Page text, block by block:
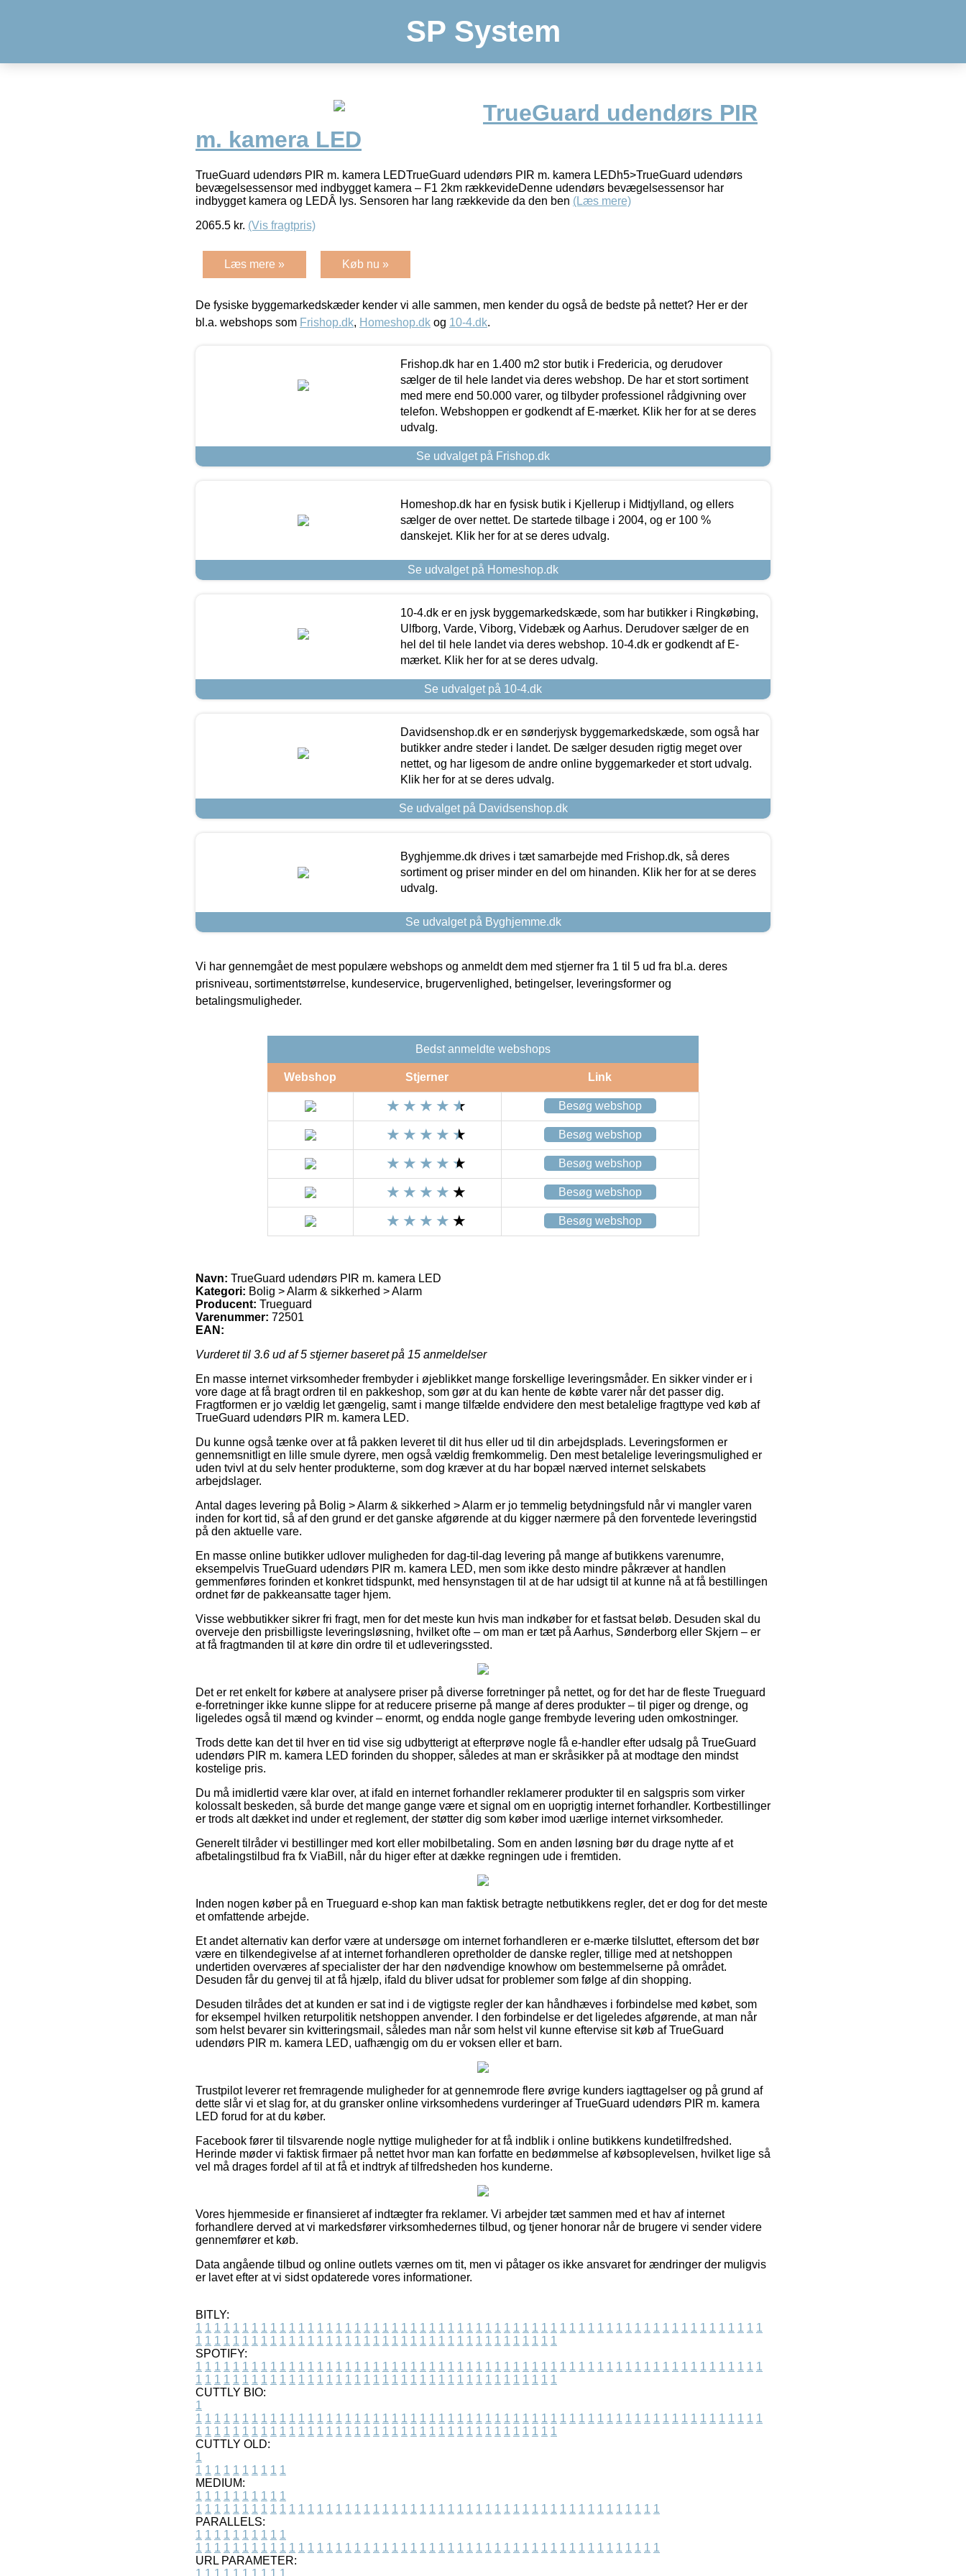
SP System
TrueGuard udendørs PIR
m. kamera LED
TrueGuard udendørs PIR m. kamera LEDTrueGuard udendørs PIR m. kamera LEDh5>TrueGuard udendørs
bevægelsessensor med indbygget kamera – F1 2km rækkevideDenne udendørs bevægelsessensor har
indbygget kamera og LEDÂ lys. Sensoren har lang rækkevide da den ben (Læs mere)
2065.5 kr. (Vis fragtpris)
Læs mere » Køb nu »
De fysiske byggemarkedskæder kender vi alle sammen, men kender du også de bedste på nettet? Her er der
bl.a. webshops som Frishop.dk, Homeshop.dk og 10-4.dk.
Frishop.dk har en 1.400 m2 stor butik i Fredericia, og derudover
sælger de til hele landet via deres webshop. De har et stort sortiment
med mere end 50.000 varer, og tilbyder professionel rådgivning over
telefon. Webshoppen er godkendt af E-mærket. Klik her for at se deres
udvalg.
Se udvalget på Frishop.dk
Homeshop.dk har en fysisk butik i Kjellerup i Midtjylland, og ellers
sælger de over nettet. De startede tilbage i 2004, og er 100 %
danskejet. Klik her for at se deres udvalg.
Se udvalget på Homeshop.dk
10-4.dk er en jysk byggemarkedskæde, som har butikker i Ringkøbing,
Ulfborg, Varde, Viborg, Videbæk og Aarhus. Derudover sælger de en
hel del til hele landet via deres webshop. 10-4.dk er godkendt af E-
mærket. Klik her for at se deres udvalg.
Se udvalget på 10-4.dk
Davidsenshop.dk er en sønderjysk byggemarkedskæde, som også har
butikker andre steder i landet. De sælger desuden rigtig meget over
nettet, og har ligesom de andre online byggemarkeder et stort udvalg.
Klik her for at se deres udvalg.
Se udvalget på Davidsenshop.dk
Byghjemme.dk drives i tæt samarbejde med Frishop.dk, så deres
sortiment og priser minder en del om hinanden. Klik her for at se deres
udvalg.
Se udvalget på Byghjemme.dk
Vi har gennemgået de mest populære webshops og anmeldt dem med stjerner fra 1 til 5 ud fra bl.a. deres
prisniveau, sortimentstørrelse, kundeservice, brugervenlighed, betingelser, leveringsformer og
betalingsmuligheder.
Bedst anmeldte webshops
Webshop Stjerner Link
Besøg webshop
Besøg webshop
Besøg webshop
Besøg webshop
Besøg webshop
Navn: TrueGuard udendørs PIR m. kamera LED
Kategori: Bolig > Alarm & sikkerhed > Alarm
Producent: Trueguard
Varenummer: 72501
EAN:
Vurderet til 3.6 ud af 5 stjerner baseret på 15 anmeldelser
En masse internet virksomheder frembyder i øjeblikket mange forskellige leveringsmåder. En sikker vinder er i
vore dage at få bragt ordren til en pakkeshop, som gør at du kan hente de købte varer når det passer dig.
Fragtformen er jo vældig let gængelig, samt i mange tilfælde endvidere den mest betalelige fragttype ved køb af
TrueGuard udendørs PIR m. kamera LED.
Du kunne også tænke over at få pakken leveret til dit hus eller ud til din arbejdsplads. Leveringsformen er
gennemsnitligt en lille smule dyrere, men også vældig fremkommelig. Den mest betalelige leveringsmulighed er
uden tvivl at du selv henter produkterne, som dog kræver at du har bopæl nærved internet selskabets
arbejdslager.
Antal dages levering på Bolig > Alarm & sikkerhed > Alarm er jo temmelig betydningsfuld når vi mangler varen
inden for kort tid, så af den grund er det ganske afgørende at du kigger nærmere på den forventede leveringstid
på den aktuelle vare.
En masse online butikker udlover muligheden for dag-til-dag levering på mange af butikkens varenumre,
eksempelvis TrueGuard udendørs PIR m. kamera LED, men som ikke desto mindre påkræver at handlen
gemmenføres forinden et konkret tidspunkt, med hensynstagen til at de har udsigt til at kunne nå at få bestillingen
ordnet før de pakkeansatte tager hjem.
Visse webbutikker sikrer fri fragt, men for det meste kun hvis man indkøber for et fastsat beløb. Desuden skal du
overveje den prisbilligste leveringsløsning, hvilket ofte – om man er tæt på Aarhus, Sønderborg eller Skjern – er
at få fragtmanden til at køre din ordre til et udleveringssted.
Det er ret enkelt for købere at analysere priser på diverse forretninger på nettet, og for det har de fleste Trueguard
e-forretninger ikke kunne slippe for at reducere priserne på mange af deres produkter – til piger og drenge, og
ligeledes også til mænd og kvinder – enormt, og endda nogle gange frembyde levering uden omkostninger.
Trods dette kan det til hver en tid vise sig udbytterigt at efterprøve nogle få e-handler efter udsalg på TrueGuard
udendørs PIR m. kamera LED forinden du shopper, således at man er skråsikker på at modtage den mindst
kostelige pris.
Du må imidlertid være klar over, at ifald en internet forhandler reklamerer produkter til en salgspris som virker
kolossalt beskeden, så burde det mange gange være et signal om en uoprigtig internet forhandler. Kortbestillinger
er trods alt dækket ind under et reglement, der støtter dig som køber imod uærlige internet virksomheder.
Generelt tilråder vi bestillinger med kort eller mobilbetaling. Som en anden løsning bør du drage nytte af et
afbetalingstilbud fra fx ViaBill, når du higer efter at dække regningen ude i fremtiden.
Inden nogen køber på en Trueguard e-shop kan man faktisk betragte netbutikkens regler, det er dog for det meste
et omfattende arbejde.
Et andet alternativ kan derfor være at undersøge om internet forhandleren er e-mærke tilsluttet, eftersom det bør
være en tilkendegivelse af at internet forhandleren opretholder de danske regler, tillige med at netshoppen
undertiden overværes af specialister der har den nødvendige knowhow om bestemmelserne på området.
Desuden får du genvej til at få hjælp, ifald du bliver udsat for problemer som følge af din shopping.
Desuden tilrådes det at kunden er sat ind i de vigtigste regler der kan håndhæves i forbindelse med købet, som
for eksempel hvilken returpolitik netshoppen anvender. I den forbindelse er det ligeledes afgørende, at man når
som helst bevarer sin kvitteringsmail, således man når som helst vil kunne eftervise sit køb af TrueGuard
udendørs PIR m. kamera LED, uafhængig om du er voksen eller et barn.
Trustpilot leverer ret fremragende muligheder for at gennemrode flere øvrige kunders iagttagelser og på grund af
dette slår vi et slag for, at du gransker online virksomhedens vurderinger af TrueGuard udendørs PIR m. kamera
LED forud for at du køber.
Facebook fører til tilsvarende nogle nyttige muligheder for at få indblik i online butikkens kundetilfredshed.
Herinde møder vi faktisk firmaer på nettet hvor man kan forfatte en bedømmelse af købsoplevelsen, hvilket lige så
vel må drages fordel af til at få et indtryk af tilfredsheden hos kunderne.
Vores hjemmeside er finansieret af indtægter fra reklamer. Vi arbejder tæt sammen med et hav af internet
forhandlere derved at vi markedsfører virksomhedernes tilbud, og tjener honorar når de brugere vi sender videre
gennemfører et køb.
Data angående tilbud og online outlets værnes om tit, men vi påtager os ikke ansvaret for ændringer der muligvis
er lavet efter at vi sidst opdaterede vores informationer.
BITLY:
1 1 1 1 1 1 1 1 1 1 1 1 1 1 1 1 1 1 1 1 1 1 1 1 1 1 1 1 1 1 1 1 1 1 1 1 1 1 1 1 1 1 1 1 1 1 1 1 1 1 1 1 1 1 1 1 1 1 1 1 1
1 1 1 1 1 1 1 1 1 1 1 1 1 1 1 1 1 1 1 1 1 1 1 1 1 1 1 1 1 1 1 1 1 1 1 1 1 1 1
SPOTIFY:
1 1 1 1 1 1 1 1 1 1 1 1 1 1 1 1 1 1 1 1 1 1 1 1 1 1 1 1 1 1 1 1 1 1 1 1 1 1 1 1 1 1 1 1 1 1 1 1 1 1 1 1 1 1 1 1 1 1 1 1 1
1 1 1 1 1 1 1 1 1 1 1 1 1 1 1 1 1 1 1 1 1 1 1 1 1 1 1 1 1 1 1 1 1 1 1 1 1 1 1
CUTTLY BIO:
1
1 1 1 1 1 1 1 1 1 1 1 1 1 1 1 1 1 1 1 1 1 1 1 1 1 1 1 1 1 1 1 1 1 1 1 1 1 1 1 1 1 1 1 1 1 1 1 1 1 1 1 1 1 1 1 1 1 1 1 1 1
1 1 1 1 1 1 1 1 1 1 1 1 1 1 1 1 1 1 1 1 1 1 1 1 1 1 1 1 1 1 1 1 1 1 1 1 1 1 1
CUTTLY OLD:
1
1 1 1 1 1 1 1 1 1 1
MEDIUM:
1 1 1 1 1 1 1 1 1 1
1 1 1 1 1 1 1 1 1 1 1 1 1 1 1 1 1 1 1 1 1 1 1 1 1 1 1 1 1 1 1 1 1 1 1 1 1 1 1 1 1 1 1 1 1 1 1 1 1 1
PARALLELS:
1 1 1 1 1 1 1 1 1 1
1 1 1 1 1 1 1 1 1 1 1 1 1 1 1 1 1 1 1 1 1 1 1 1 1 1 1 1 1 1 1 1 1 1 1 1 1 1 1 1 1 1 1 1 1 1 1 1 1 1
URL PARAMETER:
1 1 1 1 1 1 1 1 1 1